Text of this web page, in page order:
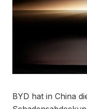
BYD hat in China